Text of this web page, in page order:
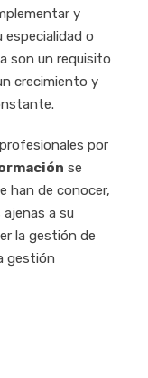
y
especialidad o
son un requisito
crecimiento y
por
se
han de conocer,
a su
la gestión de
gestión